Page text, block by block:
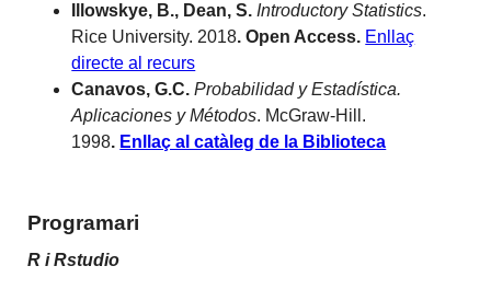
Illowskye, B., Dean, S. Introductory Statistics.
Rice University. 2018. Open Access. Enllaç
directe al recurs
Canavos, G.C. Probabilidad y Estadística.
Aplicaciones y Métodos. McGraw-Hill.
1998. Enllaç al catàleg de la Biblioteca
Programari
R i Rstudio